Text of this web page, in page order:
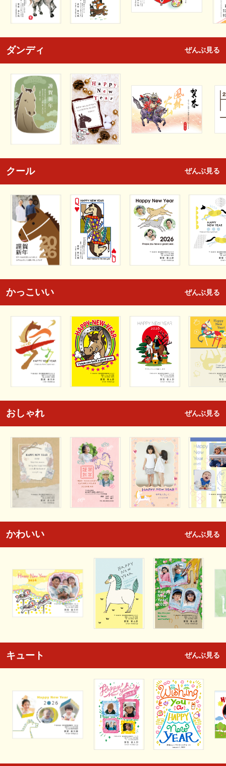
ダンディ ぜんぶ見る
クール ぜんぶ見る
かっこいい ぜんぶ見る
おしゃれ ぜんぶ見る
かわいい ぜんぶ見る
キュート ぜんぶ見る